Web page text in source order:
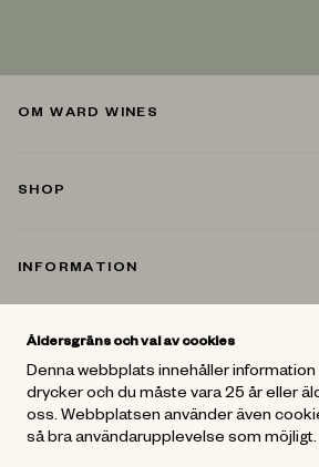
OM WARD WINES
SHOP
INFORMATION
KONTAKT
FÖLJ OSS
Åldersgräns och val av cookies
Denna webbplats innehåller
drycker och du måste vara 25 år eller
oss. Webbplatsen använder även
så bra användarupplevelse som möjligt.